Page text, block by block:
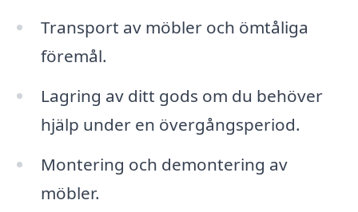
Transport av möbler och ömtåliga
föremål.
Lagring av ditt gods om du behöver
hjälp under en övergångsperiod.
Montering och demontering av
möbler.